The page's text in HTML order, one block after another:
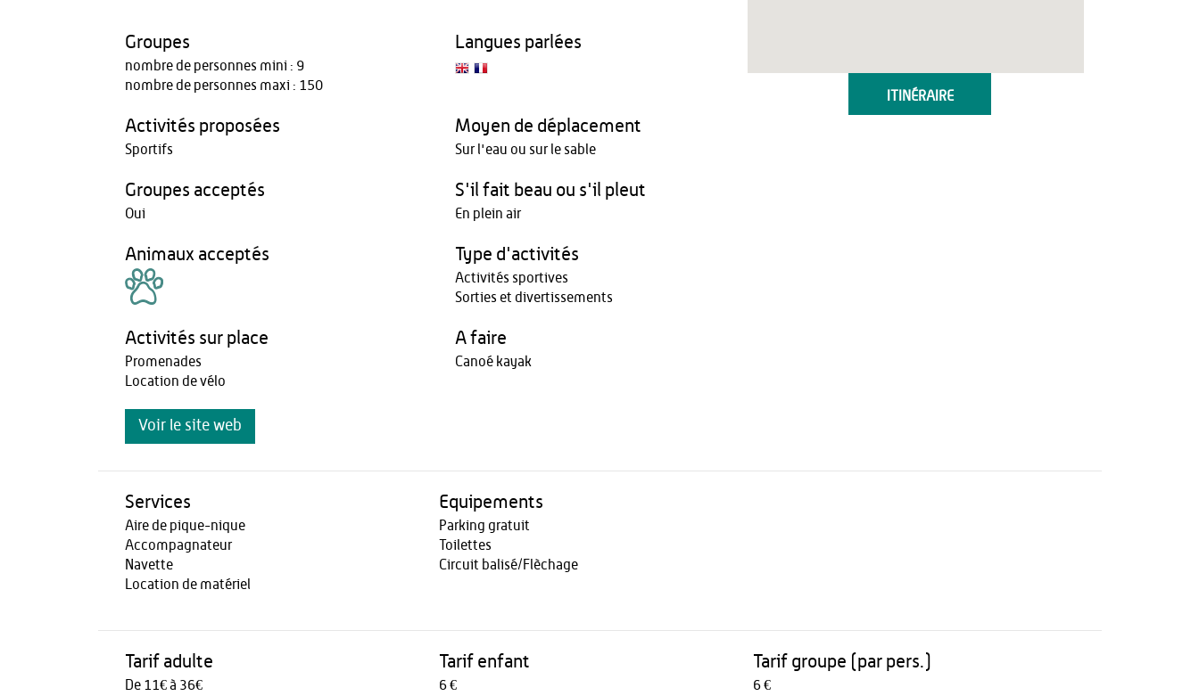
ITINÉRAIRE
Groupes
nombre de personnes mini : 9
nombre de personnes maxi : 150
Langues parlées
Activités proposées
Sportifs
Moyen de déplacement
Sur l'eau ou sur le sable
Groupes acceptés
Oui
S'il fait beau ou s'il pleut
En plein air
Animaux acceptés Type d'activités
Activités sportives
Sorties et divertissements
Activités sur place
Promenades
Location de vélo
A faire
Canoé kayak
Voir le site web
Services
Aire de pique-nique
Accompagnateur
Navette
Location de matériel
Equipements
Parking gratuit
Toilettes
Circuit balisé/Flèchage
Tarif adulte
De 11€ à 36€
Tarif enfant
6 €
Tarif groupe (par pers.)
6 €